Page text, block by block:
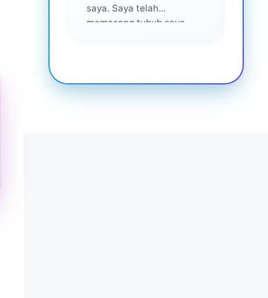
saya. Saya telah
memasang tubuh saya
dari mereka 💕